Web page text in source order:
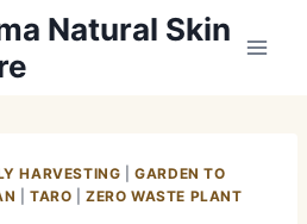
Natural Skin
HARVESTING |GARDEN TO
TARO |ZERO WASTE PLANT